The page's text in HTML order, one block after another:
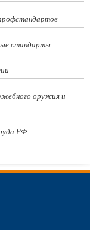
стандарты
оружия и
РФ